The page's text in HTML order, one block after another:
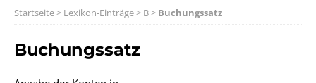
Startseite> Lexikon-Einträge> B> Buchungssatz
Buchungssatz